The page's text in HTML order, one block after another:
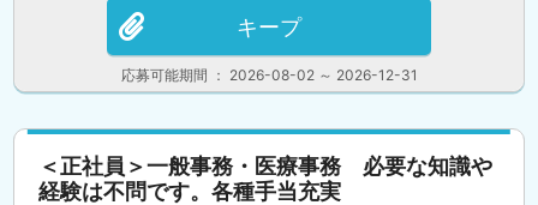
応募可能期間 ： 2026-08-02 ～ 2026-12-31
キープ
＜正社員＞一般事務・医療事務 必要な知識や
経験は不問です。各種手当充実